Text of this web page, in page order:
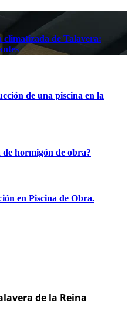
climatizada de Talavera:
de una piscina en la
hormigón de obra?
en Piscina de Obra.
de la Reina